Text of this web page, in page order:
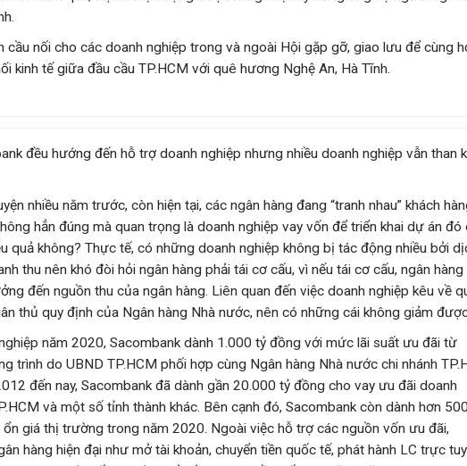
cầu nối cho các doanh nghiệp trong và ngoài Hội gặp gỡ, giao lưu để cùng
kinh tế giữa đầu cầu TP.HCM với quê hương Nghệ An, Hà Tĩnh.
đều hướng đến hỗ trợ doanh nghiệp nhưng nhiều doanh nghiệp vẫn than
nhiều năm trước, còn hiện tại, các ngân hàng đang “tranh nhau” khách
hẳn đúng mà quan trọng là doanh nghiệp vay vốn để triển khai dự án đó
quả không? Thực tế, có những doanh nghiệp không bị tác động nhiều bởi
thu nên khó đòi hỏi ngân hàng phải tái cơ cấu, vì nếu tái cơ cấu, ngân hàng
đến nguồn thu của ngân hàng. Liên quan đến việc doanh nghiệp kêu về
thủ quy định của Ngân hàng Nhà nước, nên có những cái không giảm
năm 2020, Sacombank dành 1.000 tỷ đồng với mức lãi suất ưu đãi từ
trình do UBND TP.HCM phối hợp cùng Ngân hàng Nhà nước chi nhánh
đến nay, Sacombank đã dành gần 20.000 tỷ đồng cho vay ưu đãi doanh
và một số tỉnh thành khác. Bên cạnh đó, Sacombank còn dành hơn
giá thị trường trong năm 2020. Ngoài việc hỗ trợ các nguồn vốn ưu đãi,
hàng hiện đại như mở tài khoản, chuyển tiền quốc tế, phát hành LC trực